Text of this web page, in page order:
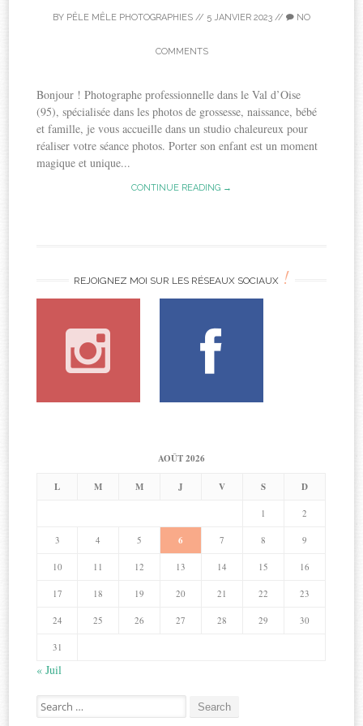
BY PÊLE MÊLE PHOTOGRAPHIES // 5 JANVIER 2023 // NO
COMMENTS
Bonjour ! Photographe professionnelle dans le Val d’Oise
(95), spécialisée dans les photos de grossesse, naissance, bébé
et famille, je vous accueille dans un studio chaleureux pour
réaliser votre séance photos. Porter son enfant est un moment
magique et unique...
CONTINUE READING →
REJOIGNEZ MOI SUR LES RÉSEAUX SOCIAUX !
AOÛT 2026
L M M J V S D
1 2
3 4 5 6 7 8 9
10 11 12 13 14 15 16
17 18 19 20 21 22 23
24 25 26 27 28 29 30
31
« Juil
Search
for: